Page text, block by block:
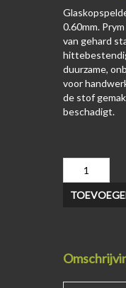
0.60mm.
van gehard
duurzame,
voor
de stof
beschadigt.